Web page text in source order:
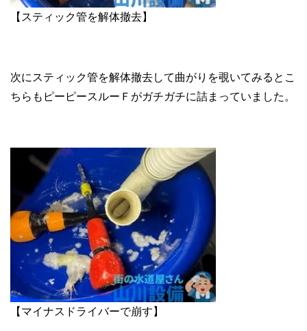
【スティック管を解体撤去】
次にスティック管を解体撤去して曲がりを覗いてみるとこ
ちらもピーピースルーＦがガチガチに詰まっていました。
【マイナスドライバーで崩す】